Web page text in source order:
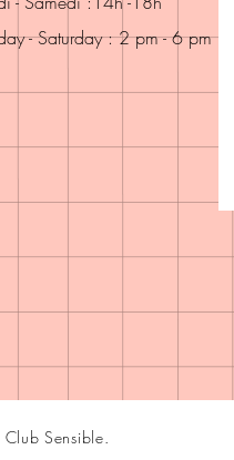
- Saturday : 2 pm - 6 pm
Sensible.